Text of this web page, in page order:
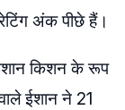
अंक पीछे हैं।
किशन के रूप
ईशान ने 21